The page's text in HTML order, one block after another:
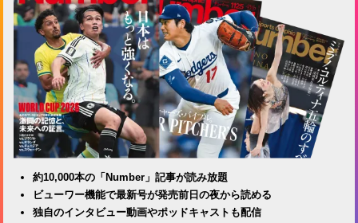
約10,000本の「Number」記事が読み放題
ビューワー機能で最新号が発売前日の夜から読める
独自のインタビュー動画やポッドキャストも配信